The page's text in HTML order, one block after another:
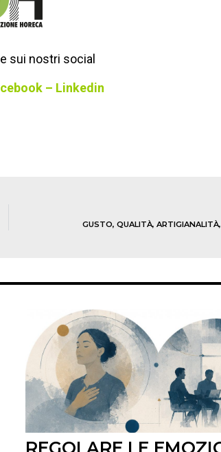
sui nostri social
– Linkedin
GUSTO, QUALITÀ,